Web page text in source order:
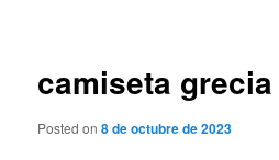
camiseta grecia
Posted on8 de octubre de 2023